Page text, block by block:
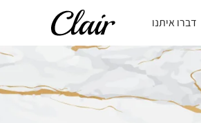
דברו איתנו